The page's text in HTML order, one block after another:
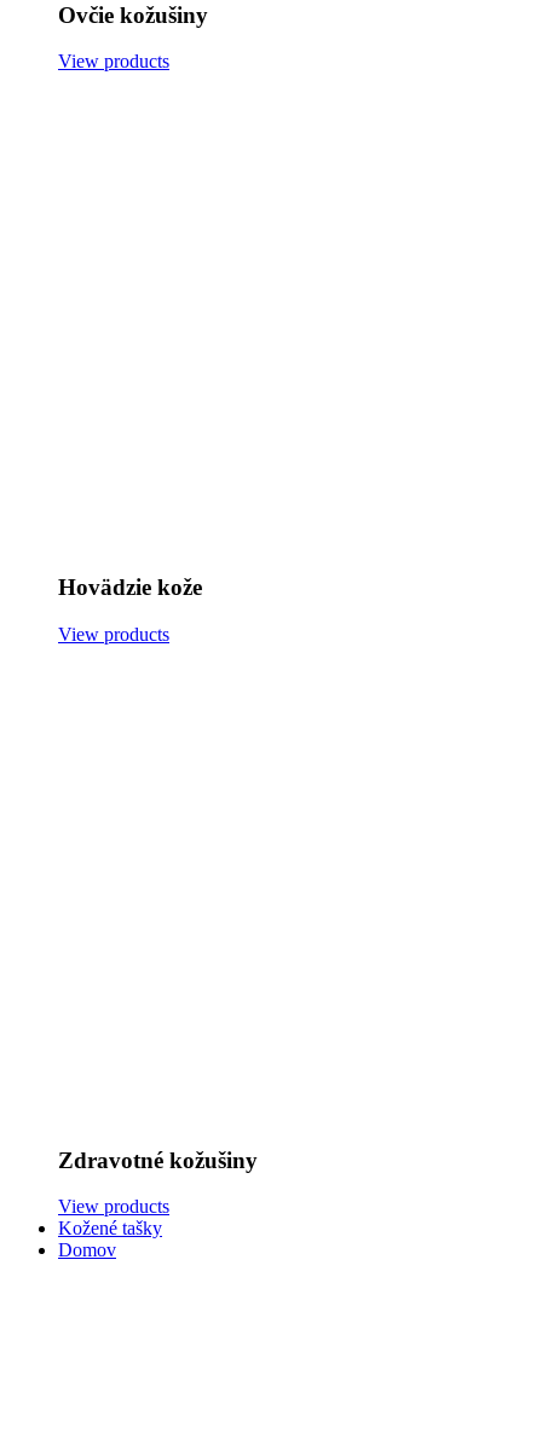
Ovčie kožušiny
View products
Hovädzie kože
View products
Zdravotné kožušiny
View products
Kožené tašky
Domov